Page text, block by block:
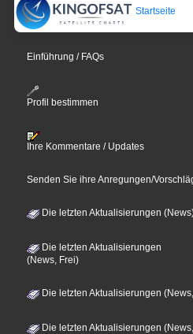
Startseite
Einführung / FAQs
Profil bestimmen
Ihre Kommentare / Updates
Senden Sie ihre Anregungen/
Die letzten Aktualisierungen
Die letzten Aktualisierungen
(News, Frei)
Die letzten Aktualisierungen
Die letzten Aktualisierungen